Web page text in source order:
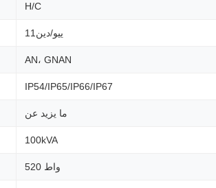
H/C
ييو/دين11
AN، GNAN
IP54/IP65/IP66/IP67
ما يزيد عن
100kVA
520 واط